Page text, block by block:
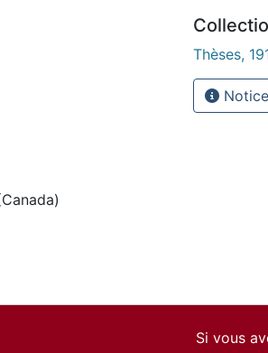
Thèses,
Si vous